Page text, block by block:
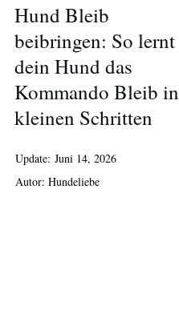
Hund Bleib
beibringen: So lernt
dein Hund das
Kommando Bleib in
kleinen Schritten
Update: Juni 14, 2026
Autor: Hundeliebe